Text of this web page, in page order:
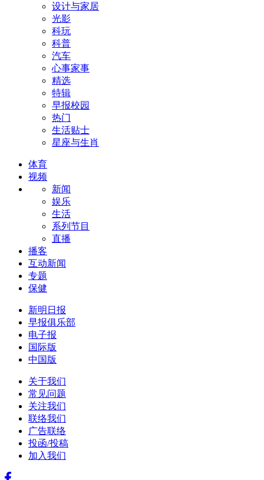
设计与家居
光影
科玩
科普
汽车
心事家事
精选
特辑
早报校园
热门
生活贴士
星座与生肖
体育
视频
新闻
娱乐
生活
系列节目
直播
播客
互动新闻
专题
保健
新明日报
早报俱乐部
电子报
国际版
中国版
关于我们
常见问题
关注我们
联络我们
广告联络
投函/投稿
加入我们